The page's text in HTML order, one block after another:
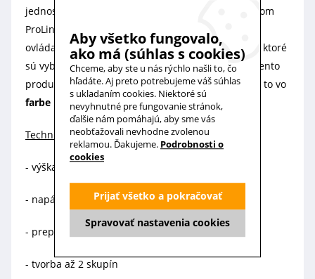
jednosmerné (kompatibilný s doterajším programom
ProLine) alebo obojsmerné. Používa sa najmä na
ovládanie roliet ,žalúziía inej ochrany proti slnku, ktoré
sú vybavené rádiovými prijímačmi značky elero
. Tento
produkt ponúkame v troch atraktívnych farbách, a to vo
farbe bielej, striebornej a titánovo šedej.
Technické údaje:
- výška 150 x šírka 51 x hĺbka 26 mm
- napájanie batériou2x AA
- prepínanie AUTO/MANUAL
- tvorba až 2 skupín
Aby všetko fungovalo,
ako má (súhlas s cookies)
Chceme, aby ste u nás rýchlo našli to, čo
hľadáte. Aj preto potrebujeme váš súhlas
s ukladaním cookies. Niektoré sú
nevyhnutné pre fungovanie stránok,
ďalšie nám pomáhajú, aby sme vás
neobťažovali nevhodne zvolenou
reklamou. Ďakujeme. Podrobnosti o
cookies
Spravovať nastavenia cookies
Prijať všetko a pokračovať